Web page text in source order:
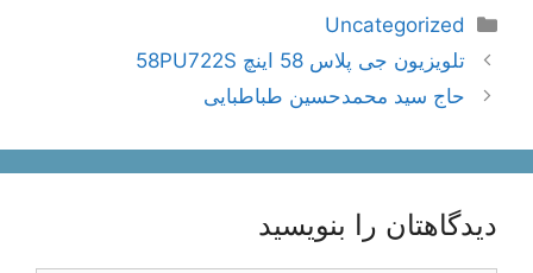
دسته‌ها
Uncategorized
ناوبری
نوشته‌ها
تلویزیون جی پلاس 58 اینچ 58PU722S
حاج سید محمدحسین طباطبایی
دیدگاهتان را بنویسید